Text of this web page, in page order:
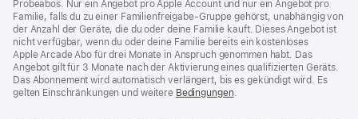
Probeabos. Nur ein Angebot pro Apple Account und nur ein Angebot pro
Familie, falls du zu einer Familienfreigabe-Gruppe gehörst, unabhängig von
der Anzahl der Geräte, die du oder deine Familie kauft. Dieses Angebot ist
nicht verfügbar, wenn du oder deine Familie bereits ein kostenloses
Apple Arcade Abo für drei Monate in Anspruch genommen habt. Das
Angebot gilt für 3 Monate nach der Aktivierung eines qualifizierten Geräts.
Das Abonnement wird automatisch verlängert, bis es gekündigt wird. Es
gelten Einschränkungen und weitere Bedingungen